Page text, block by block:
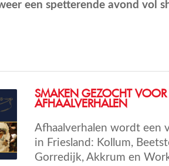
een spetterende avond vol
SMAKEN GEZOCHT VOOR
AFHAALVERHALEN
Afhaalverhalen wordt een
in Friesland: Kollum,
Gorredijk, Akkrum en